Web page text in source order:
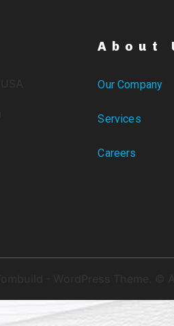
About
Our Company
Services
Careers